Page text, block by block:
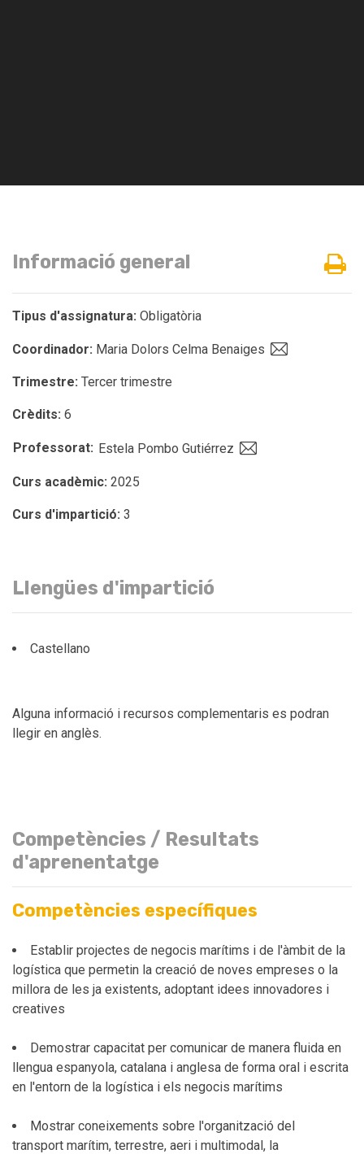
Informació general
Tipus d'assignatura: Obligatòria
Coordinador: Maria Dolors Celma Benaiges
Trimestre: Tercer trimestre
Crèdits: 6
Professorat: Estela Pombo Gutiérrez
Curs acadèmic: 2025
Curs d'impartició: 3
Llengües d'impartició
Castellano
Alguna informació i recursos complementaris es podran
llegir en anglès.
Competències / Resultats
d'aprenentatge
Competències específiques
Establir projectes de negocis marítims i de l'àmbit de la
logística que permetin la creació de noves empreses o la
millora de les ja existents, adoptant idees innovadores i
creatives
Demostrar capacitat per comunicar de manera fluida en
llengua espanyola, catalana i anglesa de forma oral i escrita
en l'entorn de la logística i els negocis marítims
Mostrar coneixements sobre l'organització del
transport marítim, terrestre, aeri i multimodal, la